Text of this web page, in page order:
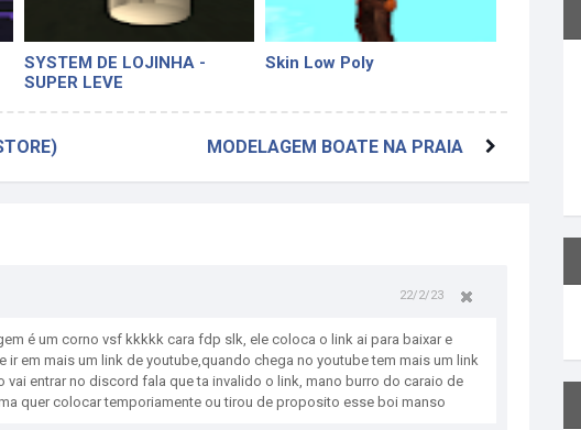
SYSTEM DE LOJINHA -
SUPER LEVE
Skin Low Poly
MODELAGEM BOATE NA PRAIA
22/2/23
é um corno vsf kkkkk cara fdp slk, ele coloca o link ai para baixar e
ir em mais um link de youtube,quando chega no youtube tem mais um link
vai entrar no discord fala que ta invalido o link, mano burro do caraio de
quer colocar temporiamente ou tirou de proposito esse boi manso